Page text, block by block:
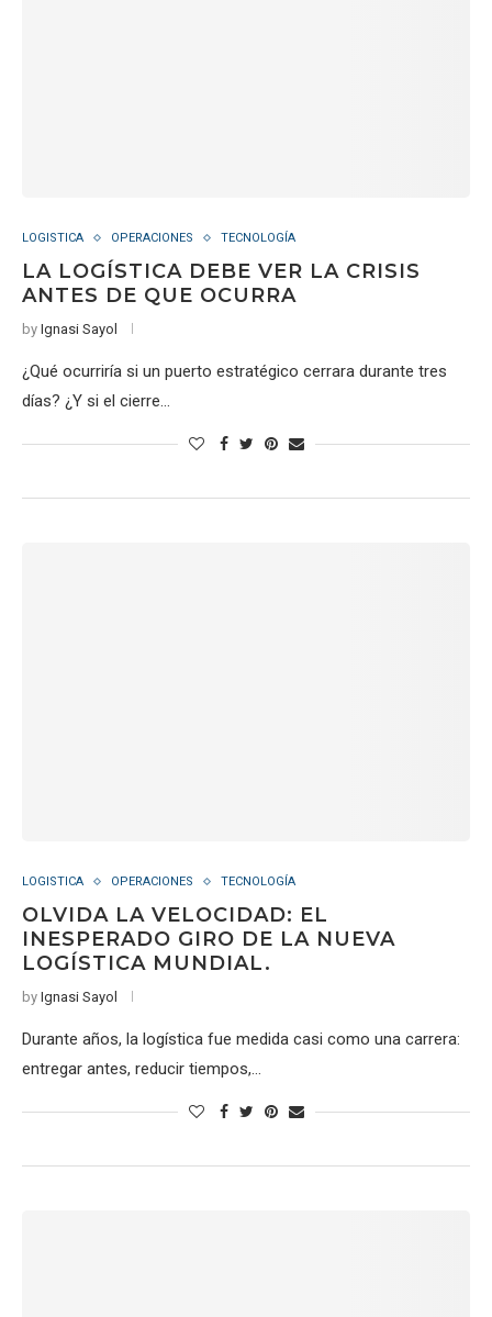
LOGISTICA OPERACIONES TECNOLOGÍA
LA LOGÍSTICA DEBE VER LA CRISIS
ANTES DE QUE OCURRA
by Ignasi Sayol
¿Qué ocurriría si un puerto estratégico cerrara durante tres
días? ¿Y si el cierre…
LOGISTICA OPERACIONES TECNOLOGÍA
OLVIDA LA VELOCIDAD: EL
INESPERADO GIRO DE LA NUEVA
LOGÍSTICA MUNDIAL.
by Ignasi Sayol
Durante años, la logística fue medida casi como una carrera:
entregar antes, reducir tiempos,…